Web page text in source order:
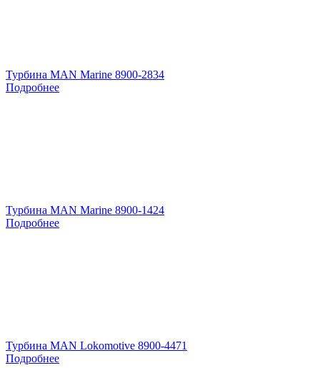
Турбина MAN Marine 8900-2834
Подробнее
Турбина MAN Marine 8900-1424
Подробнее
Турбина MAN Lokomotive 8900-4471
Подробнее